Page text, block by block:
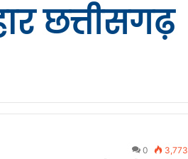
छत्तीसगढ़
0 3,773